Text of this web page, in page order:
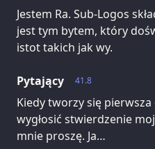
Jestem Ra. Sub-Logos
jest tym bytem, który
istot takich jak wy.
41.8
Pytający
Kiedy tworzy się
wygłosić stwierdzenie
mnie proszę. Ja…